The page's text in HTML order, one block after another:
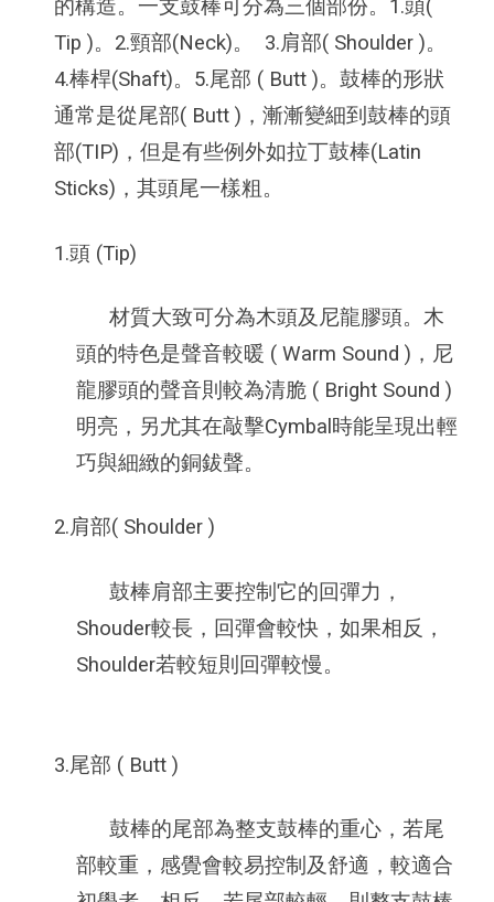
的構造。一支鼓棒可分為三個部份。1.頭(
Tip )。2.頸部(Neck)。 3.肩部( Shoulder )。
4.棒桿(Shaft)。5.尾部 ( Butt )。鼓棒的形狀
通常是從尾部( Butt )，漸漸變細到鼓棒的頭
部(TIP)，但是有些例外如拉丁鼓棒(Latin
Sticks)，其頭尾一樣粗。
1.頭 (Tip)
材質大致可分為木頭及尼龍膠頭。木
頭的特色是聲音較暖 ( Warm Sound )，尼
龍膠頭的聲音則較為清脆 ( Bright Sound )
明亮，另尤其在敲擊Cymbal時能呈現出輕
巧與細緻的銅鈸聲。
2.肩部( Shoulder )
鼓棒肩部主要控制它的回彈力，
Shouder較長，回彈會較快，如果相反，
Shoulder若較短則回彈較慢。
3.尾部 ( Butt )
鼓棒的尾部為整支鼓棒的重心，若尾
部較重，感覺會較易控制及舒適，較適合